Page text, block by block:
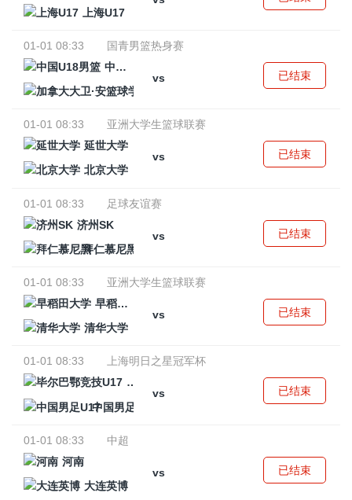
上海U17
01-01 08:33
国青男篮热身赛
中国U18男篮
vs
已结束
01-01 08:33
亚洲大学生篮球联赛
延世大学
vs
北京大学
已结束
01-01 08:33
足球友谊赛
济州SK
vs
拜仁慕尼黑
已结束
01-01 08:33
亚洲大学生篮球联赛
早稻田大学
vs
清华大学
已结束
01-01 08:33
上海明日之星冠军杯
毕尔巴鄂竞技U17
vs
中国男足U17
已结束
01-01 08:33
中超
河南
vs
大连英博
已结束